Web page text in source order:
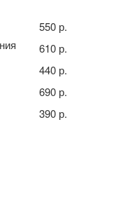
550 р.
610 р.
440 р.
690 р.
390 р.